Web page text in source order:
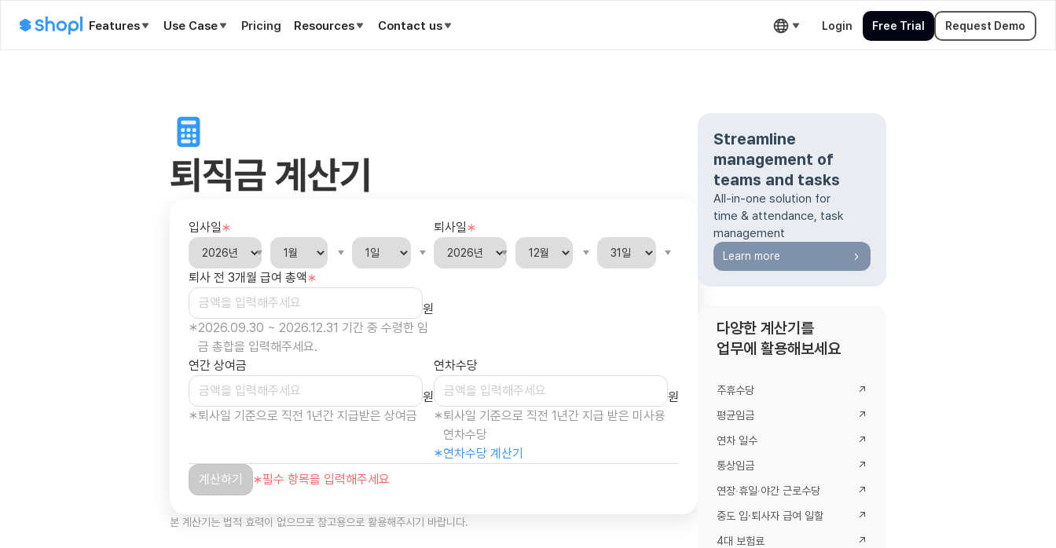
Features Use Case Pricing Resources Contact us Login Free Trial Request Demo
퇴직금 계산기
본 계산기는 법적 효력이 없으므로 참고용으로 활용해주시기 바랍니다.
Streamline
management of
teams and tasks
All-in-one solution for
time & attendance, task
management
Learn more
다양한 계산기를
업무에 활용해보세요
주휴수당
↗
평균임금
↗
연차 일수
↗
통상임금
↗
연장∙휴일∙야간 근로수당
↗
중도 입·퇴사자 급여 일할
↗
4대 보험료
↗